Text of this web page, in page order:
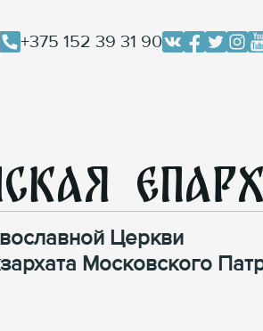
+375 152 39 31 90
Церкви
Московского